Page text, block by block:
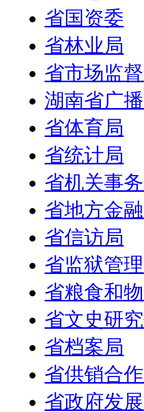
省国资委
省林业局
省市场监
湖南省广
省体育局
省统计局
省机关事
省地方金
省信访局
省监狱管
省粮食和
省文史研
省档案局
省供销合
省政府发